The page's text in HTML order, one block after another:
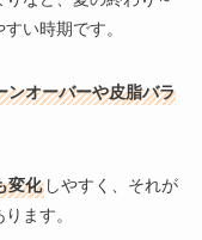
い時期です。
ンオーバーや皮脂バラ
変化しやすく、それが
ます。